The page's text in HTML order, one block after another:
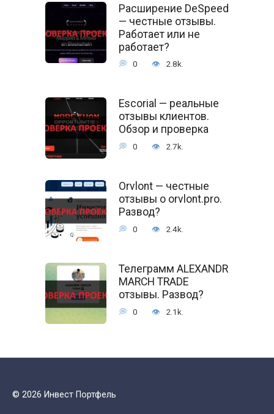
Расширение DeSpeed
— честные отзывы.
Работает или не
работает?
0 2.8k.
Escorial — реальные
отзывы клиентов.
Обзор и проверка
0 2.7k.
Orvlont — честные
отзывы о orvlont.pro.
Развод?
0 2.4k.
Телеграмм ALEXANDR
MARCH TRADE
отзывы. Развод?
0 2.1k.
© 2026 Инвест Портфель